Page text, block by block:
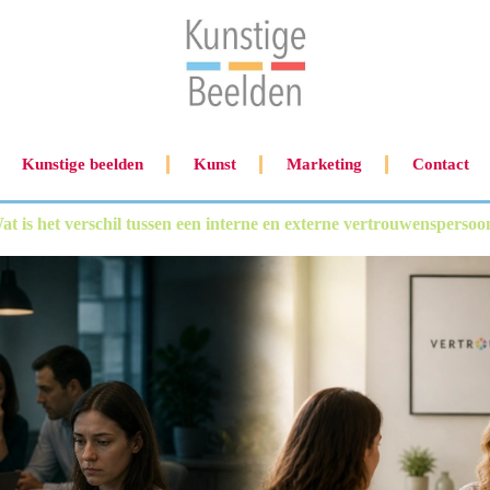
Kunstige beelden Kunst Marketing Contact
is het verschil tussen een interne en externe